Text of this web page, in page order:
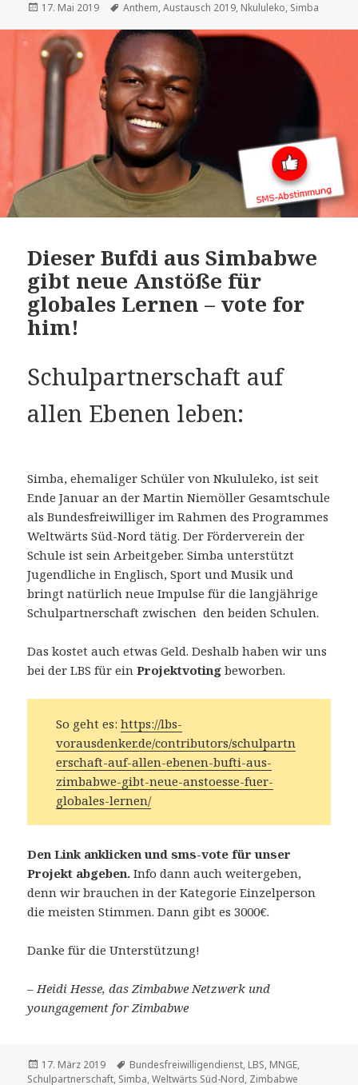
Veröffentlicht
17. Mai 2019 Schlagwörter
Anthem,Austausch 2019, Nkululeko, Simba
Dieser Bufdi aus Simbabwe
gibt neue Anstöße für
globales Lernen – vote for
him!
Schulpartnerschaft auf
allen Ebenen leben:
Simba, ehemaliger Schüler von Nkululeko, ist seit
Ende Januar an der Martin Niemöller Gesamtschule
als Bundesfreiwilliger im Rahmen des Programmes
Weltwärts Süd-Nord tätig. Der Förderverein der
Schule ist sein Arbeitgeber. Simba unterstützt
Jugendliche in Englisch, Sport und Musik und
bringt natürlich neue Impulse für die langjährige
Schulpartnerschaft zwischen den beiden Schulen.
Das kostet auch etwas Geld. Deshalb haben wir uns
bei der LBS für einProjektvotingbeworben.
So geht es:https://lbs-
vorausdenker.de/contributors/schulpartn
erschaft-auf-allen-ebenen-bufti-aus-
zimbabwe-gibt-neue-anstoesse-fuer-
globales-lernen/
Den Link anklicken und sms-vote für unser
Projekt abgeben. Info dann auch weitergeben,
denn wir brauchen in der Kategorie Einzelperson
die meisten Stimmen. Dann gibt es 3000€.
Danke für die Unterstützung!
– Heidi Hesse, das Zimbabwe Netzwerk und
youngagement for Zimbabwe
Veröffentlicht
am
17. März 2019 Schlagwörter
Bundesfreiwilligendienst, LBS, MNGE,
Schulpartnerschaft, Simba,Weltwärts Süd-Nord, Zimbabwe